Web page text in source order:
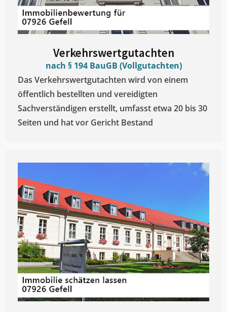
Verkehrswertgutachten
nach § 194 BauGB (Vollgutachten)
Das Verkehrswertgutachten wird von einem
öffentlich bestellten und vereidigten
Sachverständigen erstellt, umfasst etwa 20 bis 30
Seiten und hat vor Gericht Bestand